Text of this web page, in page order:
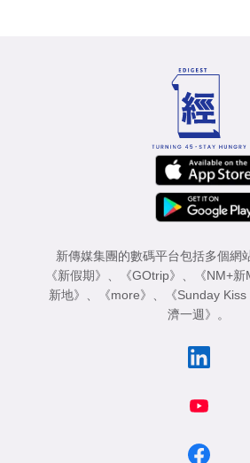
新傳媒集團的數碼平台包括多個網
《新假期》
《GOtrip》 《NM+新
新地》
《more》 《Sunday Kiss
濟一週》
。